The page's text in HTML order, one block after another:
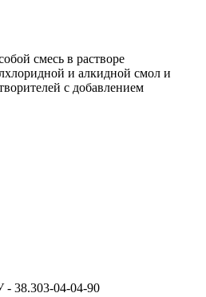
смесь в растворе
и алкидной смол и
с добавлением
38.303-04-04-90